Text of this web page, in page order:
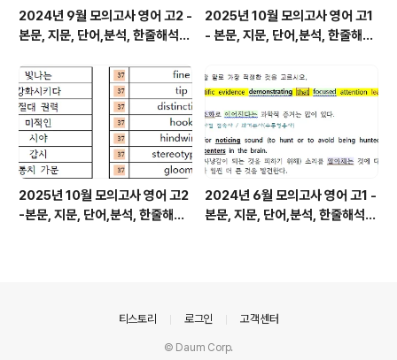
2024년 9월 모의고사 영어 고2 -
본문, 지문, 단어,분석, 한줄해석,
2025년 10월 모의고사 영어 고1
- 본문, 지문, 단어,분석, 한줄해석,
2025년 10월 모의고사 영어 고2
-본문, 지문, 단어,분석, 한줄해석,
2024년 6월 모의고사 영어 고1 -
본문, 지문, 단어,분석, 한줄해석,
티스토리 로그인 고객센터
© Daum Corp.